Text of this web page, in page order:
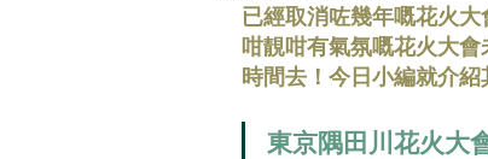
潮遊四國 潮遊岡山
已經取消咗幾年嘅花火
咁靚咁有氣氛嘅花火大
時間去！今日小編就介紹
東京隅田川花火大